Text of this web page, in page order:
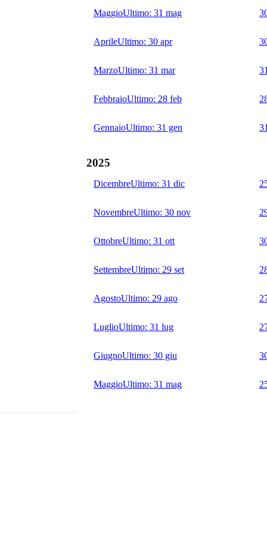
MaggioUltimo: 31 mag
AprileUltimo: 30 apr
MarzoUltimo: 31 mar
FebbraioUltimo: 28 feb
GennaioUltimo: 31 gen
2025
DicembreUltimo: 31 dic
NovembreUltimo: 30 nov
OttobreUltimo: 31 ott
SettembreUltimo: 29 set
AgostoUltimo: 29 ago
LuglioUltimo: 31 lug
GiugnoUltimo: 30 giu
MaggioUltimo: 31 mag